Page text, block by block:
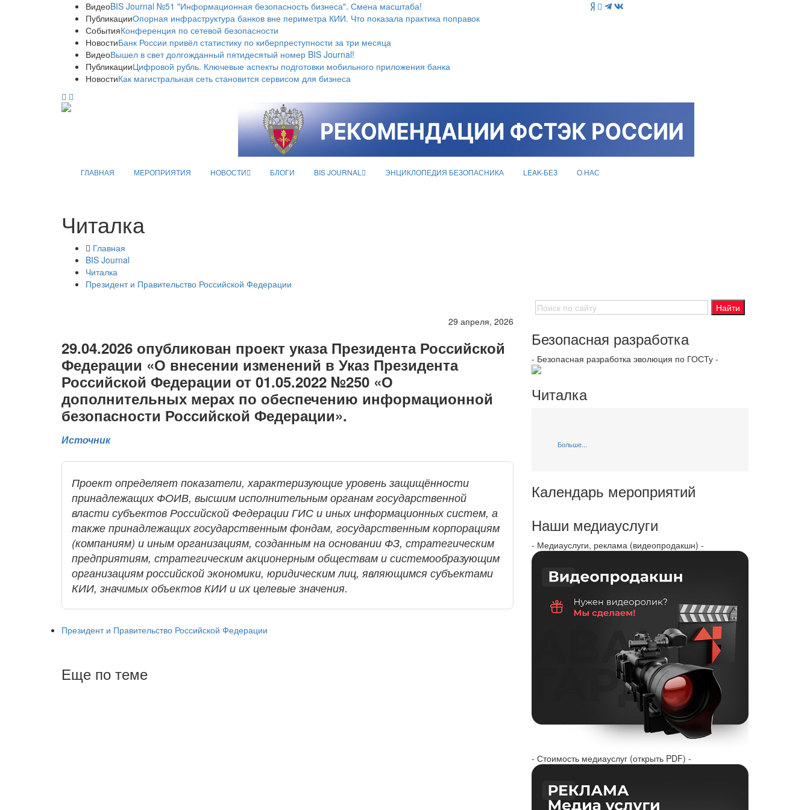
ВидеоBIS Journal №51 "Информационная безопасность бизнеса". Смена масштаба!
ПубликацииОпорная инфраструктура банков вне периметра КИИ. Что показала практика поправок
СобытияКонференция по сетевой безопасности
НовостиБанк России привёл статистику по киберпреступности за три месяца
ВидеоВышел в свет долгожданный пятидесятый номер BIS Journal!
ПубликацииЦифровой рубль. Ключевые аспекты подготовки мобильного приложения банка
НовостиКак магистральная сеть становится сервисом для бизнеса
ГЛАВНАЯ МЕРОПРИЯТИЯ НОВОСТИ БЛОГИ BIS JOURNAL ЭНЦИКЛОПЕДИЯ БЕЗОПАСНИКА LEAK-БЕЗ О НАС
Читалка
Главная
BIS Journal
Читалка
Президент и Правительство Российской Федерации
29 апреля, 2026
29.04.2026 опубликован проект указа Президента Российской
Федерации «О внесении изменений в Указ Президента
Российской Федерации от 01.05.2022 №250 «О
дополнительных мерах по обеспечению информационной
безопасности Российской Федерации».
Источник
Проект определяет показатели, характеризующие уровень защищённости
принадлежащих ФОИВ, высшим исполнительным органам государственной
власти субъектов Российской Федерации ГИС и иных информационных систем, а
также принадлежащих государственным фондам, государственным корпорациям
(компаниям) и иным организациям, созданным на основании ФЗ, стратегическим
предприятиям, стратегическим акционерным обществам и системообразующим
организациям российской экономики, юридическим лиц, являющимся субъектами
КИИ, значимых объектов КИИ и их целевые значения.
Президент и Правительство Российской Федерации
Еще по теме
Безопасная разработка
- Безопасная разработка эволюция по ГОСТу -
Читалка
Больше...
Календарь мероприятий
Наши медиауслуги
- Медиауслуги, реклама (видеопродакшн) -
- Стоимость медиауслуг (открыть PDF) -